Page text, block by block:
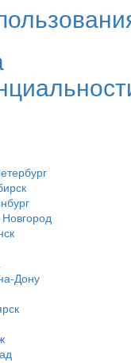
Дону